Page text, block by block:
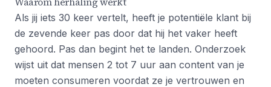
Als jij iets 30 keer vertelt, heeft je potentiële klant bij
de zevende keer pas door dat hij het vaker heeft
gehoord. Pas dan begint het te landen. Onderzoek
wijst uit dat mensen 2 tot 7 uur aan content van je
moeten consumeren voordat ze je vertrouwen en